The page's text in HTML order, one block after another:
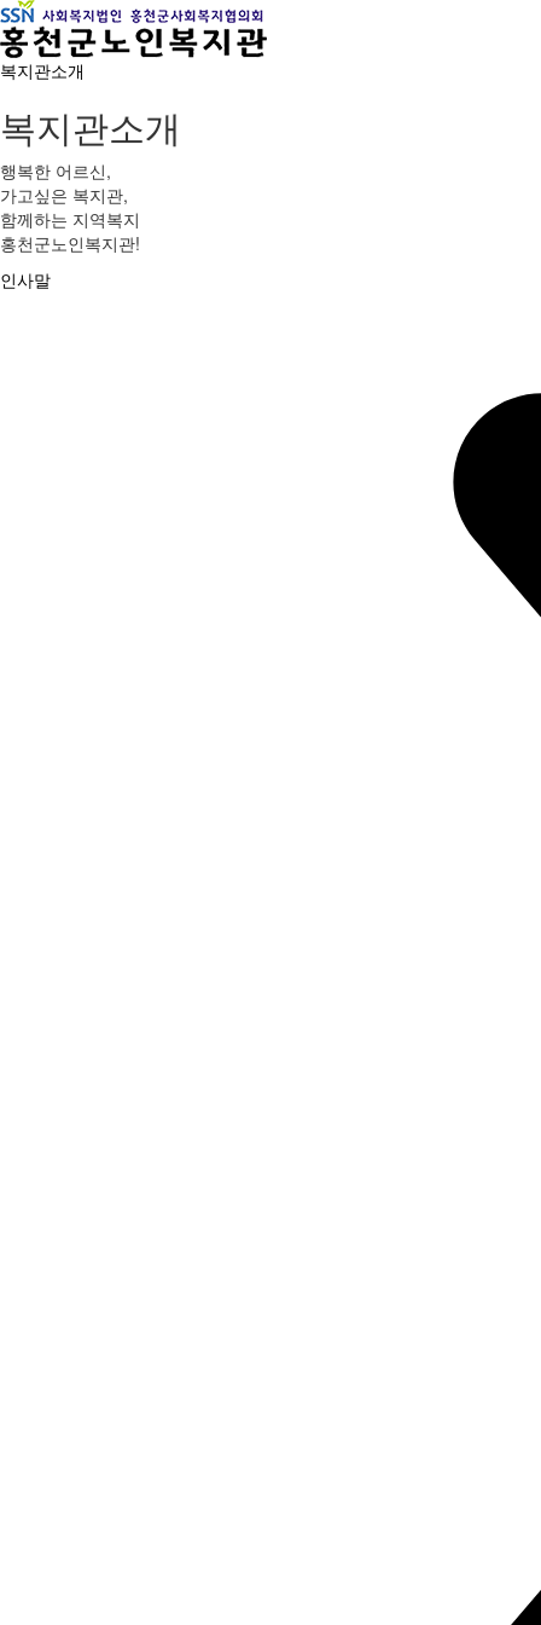
복지관소개
복지관소개
행복한 어르신,
가고싶은 복지관,
함께하는 지역복지
홍천군노인복지관!
인사말